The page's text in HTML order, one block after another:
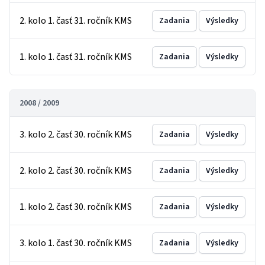
2. kolo 1. časť 31. ročník KMS Zadania Výsledky
1. kolo 1. časť 31. ročník KMS Zadania Výsledky
2008 / 2009
3. kolo 2. časť 30. ročník KMS Zadania Výsledky
2. kolo 2. časť 30. ročník KMS Zadania Výsledky
1. kolo 2. časť 30. ročník KMS Zadania Výsledky
3. kolo 1. časť 30. ročník KMS Zadania Výsledky